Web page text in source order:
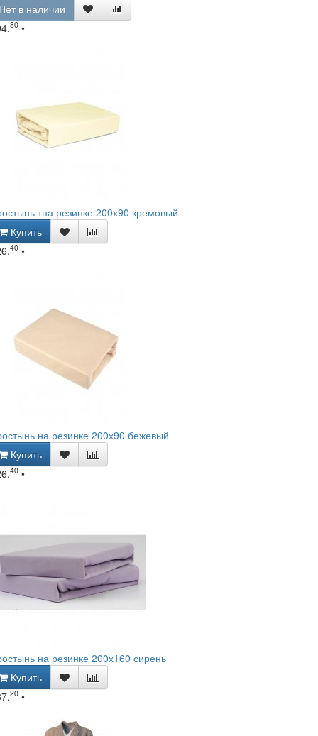
в наличии
80 •
тна резинке 200х90 кремовый
Купить
40 •
на резинке 200х90 бежевый
Купить
40 •
на резинке 200х160 сирень
Купить
20 •